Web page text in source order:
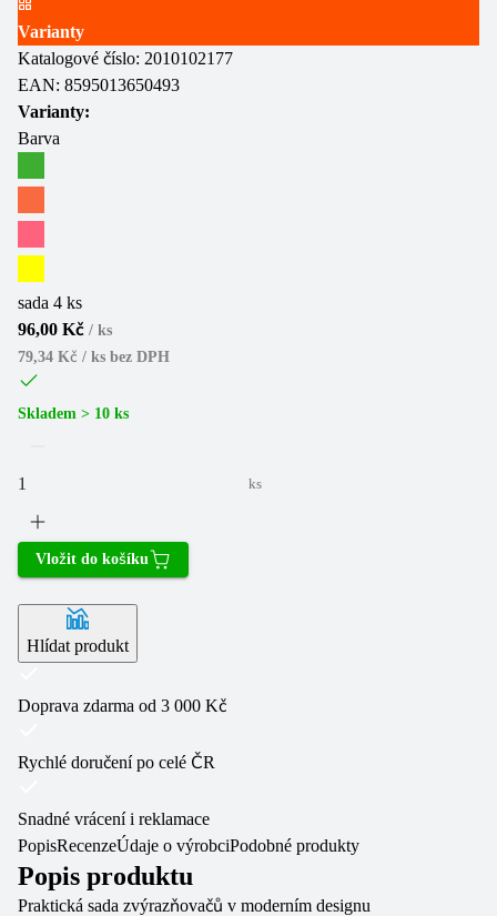
Varianty
Katalogové číslo: 2010102177
EAN: 8595013650493
Varianty:
Barva
sada 4 ks
96,00 Kč / ks
79,34 Kč / ks bez DPH
Skladem > 10 ks
ks
Vložit do košíku
Hlídat produkt
Doprava zdarma od 3 000 Kč
Rychlé doručení po celé ČR
Snadné vrácení i reklamace
PopisRecenzeÚdaje o výrobciPodobné produkty
Popis produktu
Praktická sada zvýrazňovačů v moderním designu